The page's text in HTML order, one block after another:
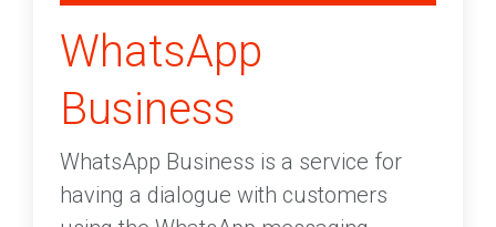
WhatsApp
Business
WhatsApp Business is a service for
having a dialogue with customers